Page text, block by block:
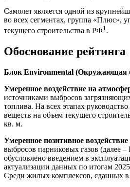
Самолет является одной из
во всех сегментах, группа «Плюс»,
текущего строительства в РФ1 .
Обоснование рейтинга
Блок Environmental (Окружающая
Умеренное воздействие на
источниками выбросов
топлива. На всех этапах
веществ на объем текущего
кв. м.
Умеренное позитивное
выбросов парниковых газов (далее
обусловлено введением в
актуализации данных по итогам
Среди жилых комплексов, сданных в